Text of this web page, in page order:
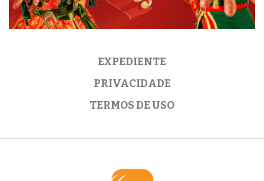
EXPEDIENTE
PRIVACIDADE
TERMOS DE USO